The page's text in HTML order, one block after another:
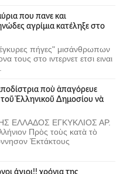
που πανε και
αγρίμια κατέληξε στο
πήγες" μισάνθρωπων
τους στο ιντερνετ ετσι ειναι
ποὺ ἀπαγόρευε
Ἑλληνικοῦ Δημοσίου νὰ
ΕΛΛΑΔΟΣ ΕΓΚΥΚΛΙΟΣ ΑΡ.
Πρὸς τοὺς κατὰ τὸ
Ἐκτάκτους
άγιοι!! χρόνια της